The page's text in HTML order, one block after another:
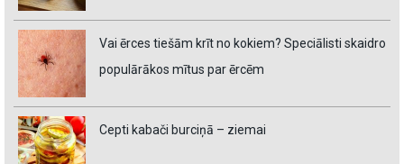
Vai ērces tiešām krīt no kokiem? Speciālisti skaidro
populārākos mītus par ērcēm
Cepti kabači burciņā – ziemai